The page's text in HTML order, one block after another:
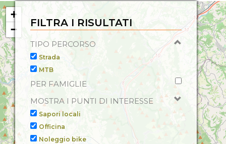
+
−
FILTRA I RISULTATI
TIPO PERCORSO
Strada
MTB
PER FAMIGLIE
MOSTRA I PUNTI DI INTERESSE
Sapori locali
Officina
Noleggio bike